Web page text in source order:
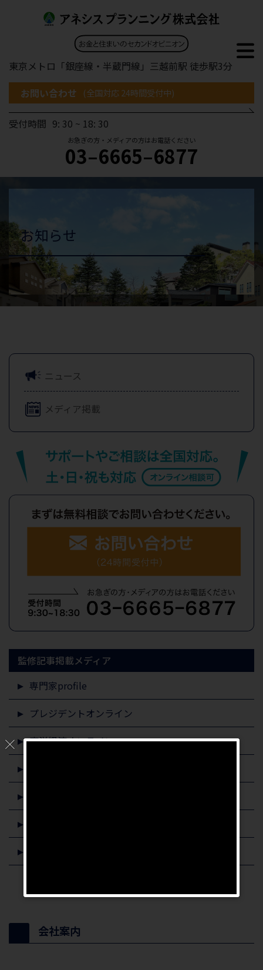
東京メトロ「銀座線・半蔵門線」三越前駅 徒歩駅3分
お問い合わせ
(全国対応 24時間受付中)
受付時間 9: 30 ~ 18: 30
お急ぎの方・メディアの方はお電話ください
03–6665–6877
お知らせ
ニュース
メディア掲載
監修記事掲載メディア
専門家profile
プレジデントオンライン
東洋経済オンライン
会社案内